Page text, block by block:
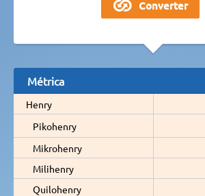
Métrica
Henry
Pikohenry
Mikrohenry
Milihenry
Quilohenry